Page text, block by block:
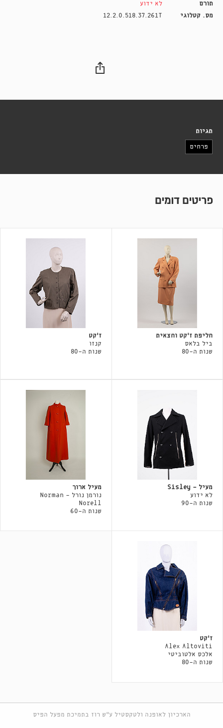
תורם
לא ידוע
מס. קטלוגי
12.2.0.518.37.261T
תגיות
פרחים
פריטים דומים
חליפת ז׳קט וחצאית
ביל בלאס
שנות ה-80
ז'קט
קנזו
שנות ה-80
מעיל - Sisley
לא ידוע
שנות ה-90
מעיל ארוך
נורמן נורל - Norman
Norell
שנות ה-60
ז׳קט
Alex Altoviti
אלכס אלטוביטי
שנות ה-80
הארכיון לאופנה ולטקסטיל ע"ש רוז בתמיכת מפעל הפיס